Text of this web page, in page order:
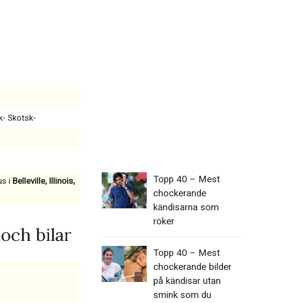
Skotsk-
i Belleville, Illinois,
bilar
Topp 40 – Mest
chockerande
kändisarna som
röker
Topp 40 – Mest
chockerande bilder
på kändisar utan
smink som du